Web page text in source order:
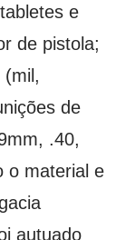
e
de pistola;
(mil,
de
.40,
o material e
autuado